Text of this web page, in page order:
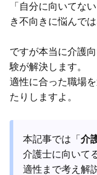
「自分に向いてな
き不向きに悩んで
ですが本当に介護
験が解決します。
適性に合った職場
たりしますよ。
本記事では「 介
介護士に向いて
適性まで考え解